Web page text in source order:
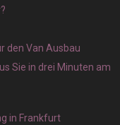
den Van Ausbau
Sie in drei Minuten am
in Frankfurt